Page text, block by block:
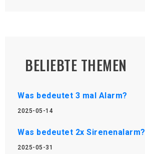
BELIEBTE THEMEN
Was bedeutet 3 mal Alarm?
2025-05-14
Was bedeutet 2x Sirenenalarm?
2025-05-31